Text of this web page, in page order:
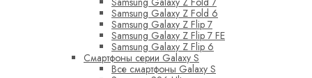
Samsung Galaxy Z Fold 6
Samsung Galaxy Z Flip 7
Samsung Galaxy Z Flip 7 FE
Samsung Galaxy Z Flip 6
Смартфоны серии Galaxy S
Все смартфоны Galaxy S